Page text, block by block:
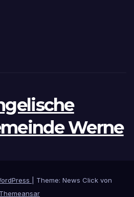
Werne
Theme: News Click von
Themeansar